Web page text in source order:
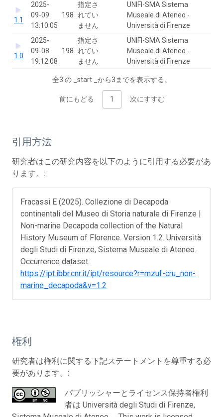
1.1
2025-
09-09
13:10:05
198
指定さ
れてい
ません
UNIFI-SMA Sistema
Museale di Ateneo -
Università di Firenze
1.0
2025-
09-08
19:12:08
198
指定さ
れてい
ません
UNIFI-SMA Sistema
Museale di Ateneo -
Università di Firenze
全3 の _start _から3までを表示する。
前にもどる 1 次にすすむ
引用方法
研究者はこの研究内容を以下のように引用する必要があ
ります。:
Fracassi E (2025). Collezione di Decapoda
continentali del Museo di Storia naturale di Firenze |
Non-marine Decapoda collection of the Natural
History Museum of Florence. Version 1.2. Università
degli Studi di Firenze, Sistema Museale di Ateneo.
Occurrence dataset.
https://ipt.ibbr.cnr.it/ipt/resource?r=mzuf-cru_non-
marine_decapoda&v=1.2
権利
研究者は権利に関する下記ステートメントを尊重する必
要があります。:
パブリッシャーとライセンス保持者権利
者は Università degli Studi di Firenze,